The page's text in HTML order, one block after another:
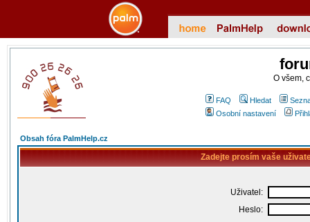
O všem,
FAQ Hledat
Osobní nastavení
Obsah fóra PalmHelp.cz
Zadejte prosím vaše
Uživatel:
Heslo: